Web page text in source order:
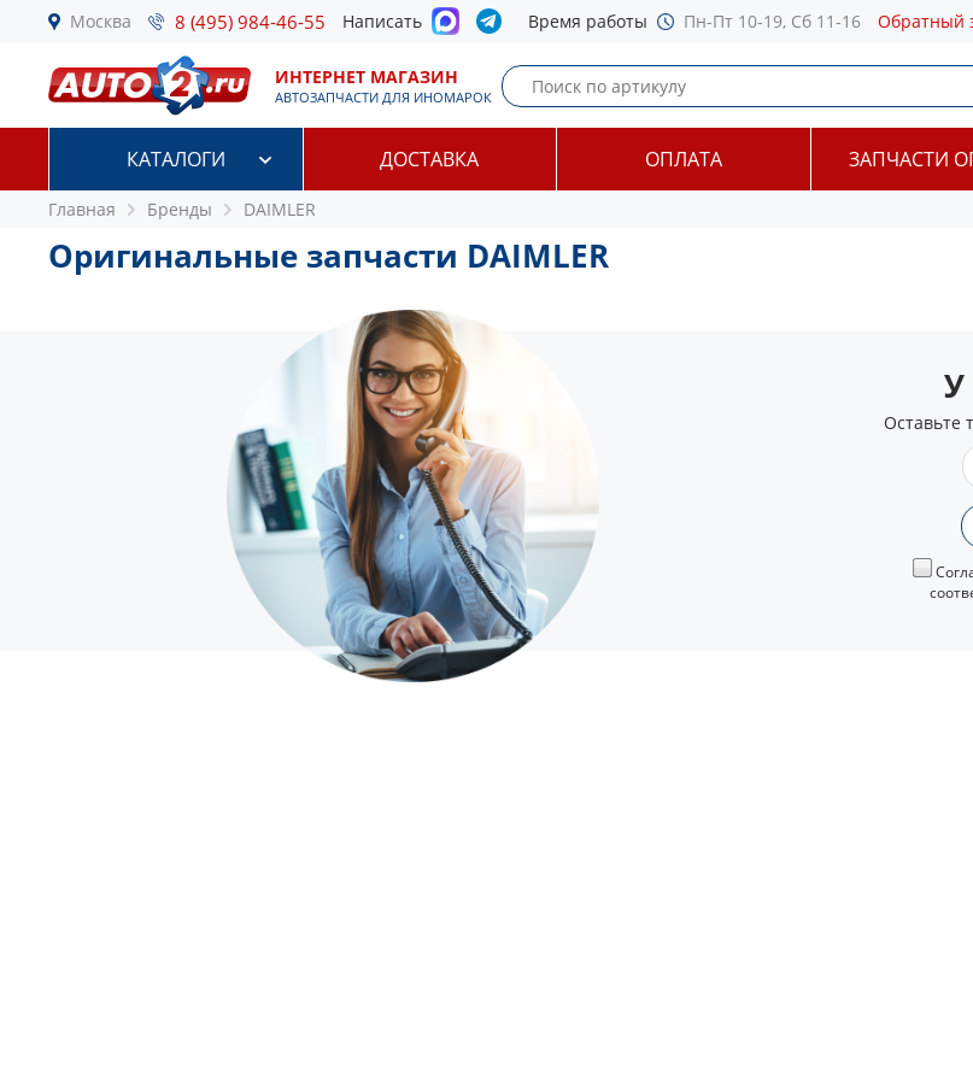
Москва 8 (495) 984-46-55 Написать Время работы Пн-Пт 10-19, Сб 11-16 Обратный
ИНТЕРНЕТ МАГАЗИН
АВТОЗАПЧАСТИ ДЛЯ ИНОМАРОК
КАТАЛОГИ ДОСТАВКА ОПЛАТА ЗАПЧАСТИ
Главная Бренды DAIMLER
Оригинальные запчасти DAIMLER
У
Оставьте